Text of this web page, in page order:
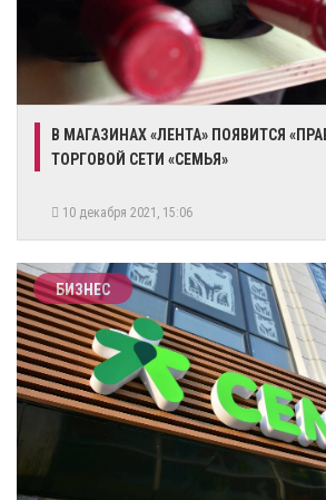
В МАГАЗИНАХ «ЛЕНТА» ПОЯВИТСЯ
ТОРГОВОЙ СЕТИ «СЕМЬЯ»
10 декабря 2021, 15:06
БИЗНЕС